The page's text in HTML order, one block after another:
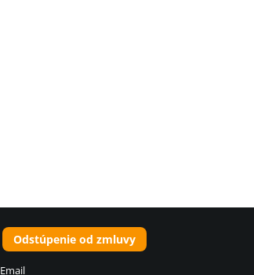
Odstúpenie od zmluvy
Email